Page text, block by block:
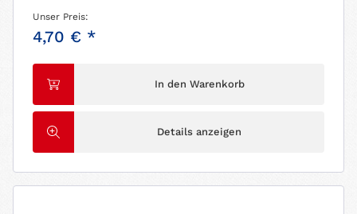
Unser Preis:
4,70 € *
In den Warenkorb
Details anzeigen